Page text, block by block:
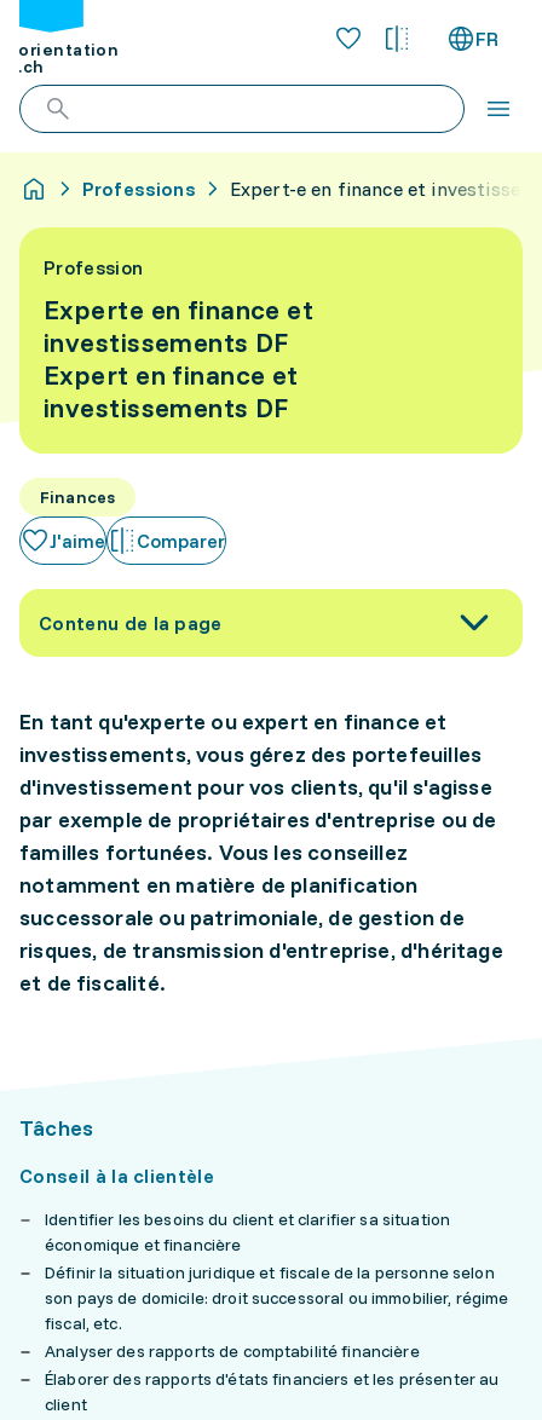
orientation
.ch
FR
Professions Expert-e en finance et
Profession
Experte en finance et
investissements DF
Expert en finance et
investissements DF
Finances
J'aime Comparer
Contenu de la page
En tant qu'experte ou expert en finance et
investissements, vous gérez des portefeuilles
d'investissement pour vos clients, qu'il s'agisse
par exemple de propriétaires d'entreprise ou de
familles fortunées. Vous les conseillez
notamment en matière de planification
successorale ou patrimoniale, de gestion de
risques, de transmission d'entreprise, d'héritage
et de fiscalité.
Tâches
Conseil à la clientèle
Identifier les besoins du client et clarifier sa situation
économique et financière
Définir la situation juridique et fiscale de la personne selon
son pays de domicile: droit successoral ou immobilier, régime
fiscal, etc.
Analyser des rapports de comptabilité financière
Élaborer des rapports d'états financiers et les présenter au
client